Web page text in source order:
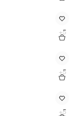
+5
+5
+5